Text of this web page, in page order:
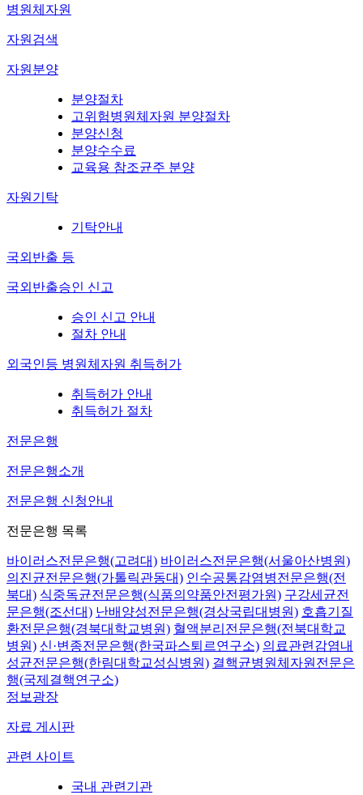
병원체자원
자원검색
자원분양
분양절차
고위험병원체자원 분양절차
분양신청
분양수수료
교육용 참조균주 분양
자원기탁
기탁안내
국외반출 등
국외반출승인 신고
승인 신고 안내
절차 안내
외국인등 병원체자원 취득허가
취득허가 안내
취득허가 절차
전문은행
전문은행소개
전문은행 신청안내
전문은행 목록
바이러스전문은행(고려대) 바이러스전문은행(서울아산병원)
의진균전문은행(가톨릭관동대) 인수공통감염병전문은행(전
북대) 식중독균전문은행(식품의약품안전평가원) 구강세균전
문은행(조선대) 난배양성전문은행(경상국립대병원) 호흡기질
환전문은행(경북대학교병원) 혈액분리전문은행(전북대학교
병원) 신·변종전문은행(한국파스퇴르연구소) 의료관련감염내
성균전문은행(한림대학교성심병원) 결핵균병원체자원전문은
행(국제결핵연구소)
정보광장
자료 게시판
관련 사이트
국내 관련기관